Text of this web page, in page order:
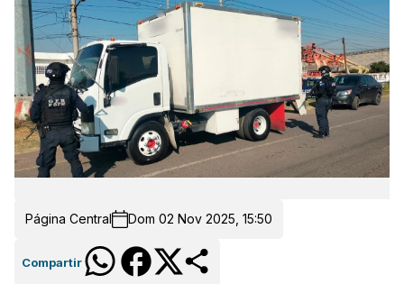
Página Central Dom 02 Nov 2025, 15:50
Compartir